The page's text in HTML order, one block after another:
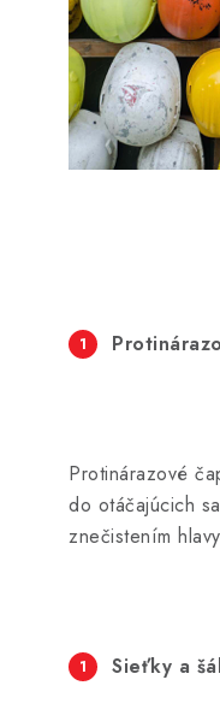
Protinárazové
do otáčajúcich
znečistením
Sieťky a